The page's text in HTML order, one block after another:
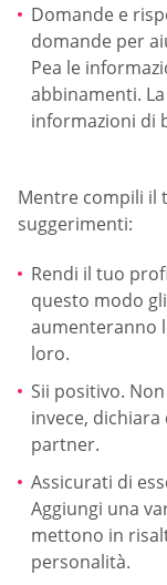
Domande e
domande per
Pea le
abbinamenti.
informazioni di
Mentre compili il
suggerimenti:
Rendi il tuo
questo modo
aumenteranno
loro.
Sii positivo.
invece,
partner.
Assicurati di
Aggiungi una
mettono in
personalità.